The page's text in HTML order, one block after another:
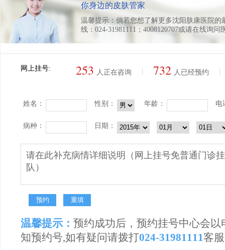
你身边的皮肤管家
温馨提示：倘若您想了解更多沈阳肤康医院
线：024-31981111；4008120707或请在线询问
网上挂号: 253 人正在咨询 732 人已经预约
姓名： 性别： 年龄： 电
病种： 日期：
温馨提示： 预约成功后，预约挂号中心会
知预约号,如有疑问请拨打024-31981111客